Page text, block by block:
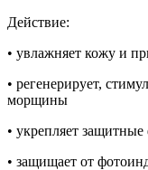
Действие:
• увлажняет кожу и
• регенерирует,
морщины
• укрепляет
• защищает от